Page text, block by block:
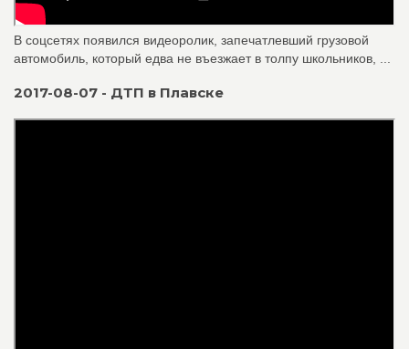
В соцсетях появился видеоролик, запечатлевший грузовой
автомобиль, который едва не въезжает в толпу школьников, ...
2017-08-07 - ДТП в Плавске